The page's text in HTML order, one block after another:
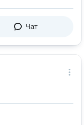
Чат